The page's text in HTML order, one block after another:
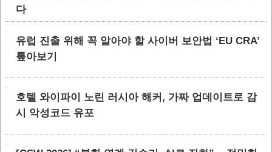
다
유럽 진출 위해 꼭 알아야 할 사이버 보안법 ‘EU CRA’
톺아보기
호텔 와이파이 노린 러시아 해커, 가짜 업데이트로 감
시 악성코드 유포